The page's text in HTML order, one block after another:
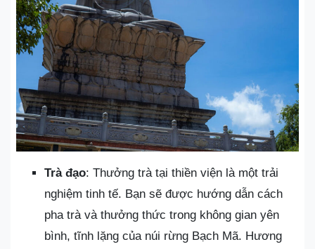
Trà đạo: Thưởng trà tại thiền viện là một trải
nghiệm tinh tế. Bạn sẽ được hướng dẫn cách
pha trà và thưởng thức trong không gian yên
bình, tĩnh lặng của núi rừng Bạch Mã. Hương